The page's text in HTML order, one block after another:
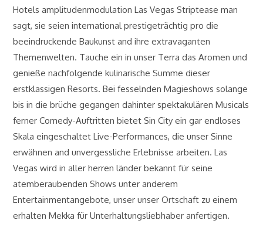
Hotels amplitudenmodulation Las Vegas Striptease man
sagt, sie seien international prestigeträchtig pro die
beeindruckende Baukunst and ihre extravaganten
Themenwelten. Tauche ein in unser Terra das Aromen und
genieße nachfolgende kulinarische Summe dieser
erstklassigen Resorts. Bei fesselnden Magieshows solange
bis in die brüche gegangen dahinter spektakulären Musicals
ferner Comedy-Auftritten bietet Sin City ein gar endloses
Skala eingeschaltet Live-Performances, die unser Sinne
erwähnen and unvergessliche Erlebnisse arbeiten. Las
Vegas wird in aller herren länder bekannt für seine
atemberaubenden Shows unter anderem
Entertainmentangebote, unser unser Ortschaft zu einem
erhalten Mekka für Unterhaltungsliebhaber anfertigen.